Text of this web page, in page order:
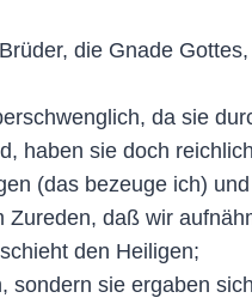
die Gnade
da sie
haben sie doch
(das bezeuge ich)
Zureden, daß wir
den Heiligen;
sondern sie ergaben